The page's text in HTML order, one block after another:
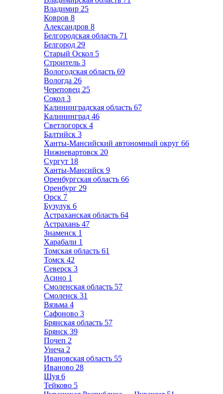
Владимир 25
Ковров 8
Александров 8
Белгородская область 71
Белгород 29
Старый Оскол 5
Строитель 3
Вологодская область 69
Вологда 26
Череповец 25
Сокол 3
Калининградская область 67
Калининград 46
Светлогорск 4
Балтийск 3
Ханты-Мансийский автономный округ 66
Нижневартовск 20
Сургут 18
Ханты-Мансийск 9
Оренбургская область 66
Оренбург 29
Орск 7
Бузулук 6
Астраханская область 64
Астрахань 47
Знаменск 1
Харабали 1
Томская область 61
Томск 42
Северск 3
Асино 1
Смоленская область 57
Смоленск 31
Вязьма 4
Сафоново 3
Брянская область 57
Брянск 39
Почеп 2
Унеча 2
Ивановская область 55
Иваново 28
Шуя 6
Тейково 5